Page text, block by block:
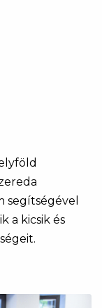
segítségével
a kicsik és